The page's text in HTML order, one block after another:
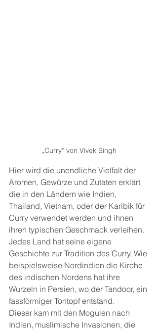
„Curry“ von Vivek Singh
Hier wird die unendliche Vielfalt der
Aromen, Gewürze und Zutaten erklärt
die in den Ländern wie Indien,
Thailand, Vietnam, oder der Karibik für
Curry verwendet werden und ihnen
ihren typischen Geschmack verleihen.
Jedes Land hat seine eigene
Geschichte zur Tradition des Curry. Wie
beispielsweise Nordindien die Kirche
des indischen Nordens hat ihre
Wurzeln in Persien, wo der Tandoor, ein
fassförmiger Tontopf entstand.
Dieser kam mit den Mogulen nach
Indien, muslimische Invasionen, die